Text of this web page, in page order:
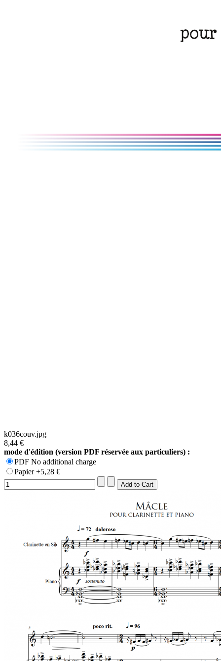
k036couv.jpg
8,44 €
mode d'édition (version PDF réservée aux particuliers) :
PDF No additional charge
Papier +5,28 €